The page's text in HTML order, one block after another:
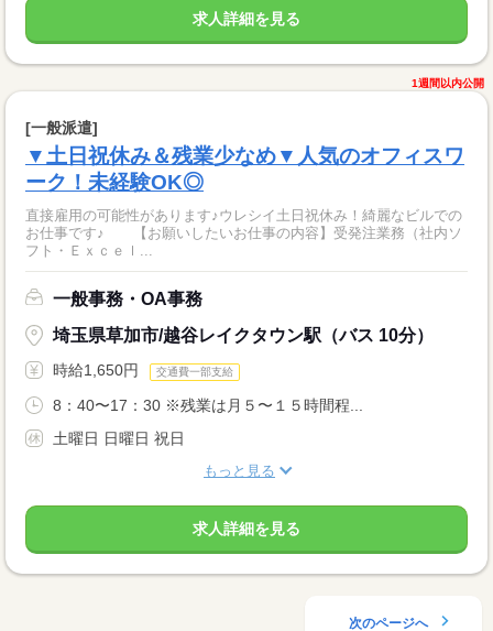
求人詳細を見る
1週間以内公開
[一般派遣]
▼土日祝休み＆残業少なめ▼人気のオフィスワ
ーク！未経験OK◎
直接雇用の可能性があります♪ウレシイ土日祝休み！綺麗なビルでの
お仕事です♪ 【お願いしたいお仕事の内容】受発注業務（社内ソ
フト・Ｅｘｃｅｌ...
一般事務・OA事務
埼玉県草加市/越谷レイクタウン駅（バス 10分）
時給1,650円 交通費一部支給
8：40〜17：30 ※残業は月５〜１５時間程...
土曜日 日曜日 祝日
もっと見る
求人詳細を見る
次のページへ